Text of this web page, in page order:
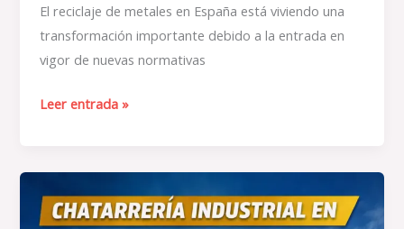
El reciclaje de metales en España está viviendo una
transformación importante debido a la entrada en
vigor de nuevas normativas
Leer entrada »
industrial